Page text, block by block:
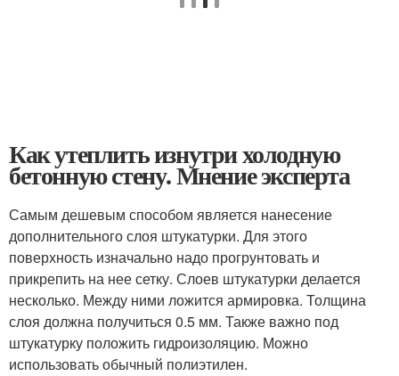
Как утеплить изнутри холодную
бетонную стену. Мнение эксперта
Самым дешевым способом является нанесение
дополнительного слоя штукатурки. Для этого
поверхность изначально надо прогрунтовать и
прикрепить на нее сетку. Слоев штукатурки делается
несколько. Между ними ложится армировка. Толщина
слоя должна получиться 0.5 мм. Также важно под
штукатурку положить гидроизоляцию. Можно
использовать обычный полиэтилен.